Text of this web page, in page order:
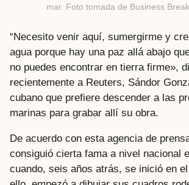
mar. Foto tomada de Business
“Necesito venir aquí, sumergirme y
agua porque hay una paz allá abajo
no puedes encontrar en tierra firme»,
recientemente a Reuters, Sándor
cubano que prefiere descender a las
marinas para grabar allí su obra.
De acuerdo con esta agencia de
consiguió cierta fama a nivel nacional
cuando, seis años atrás, se inició en